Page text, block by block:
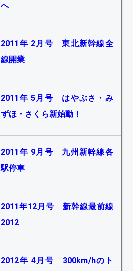
へ
2011年 2月号 東北新幹線全
線開業
2011年 5月号 はやぶさ・み
ずほ・さくら新始動！
2011年 9月号 九州新幹線各
駅停車
2011年12月号 新幹線最前線
2012
2012年 4月号 300km/hのト